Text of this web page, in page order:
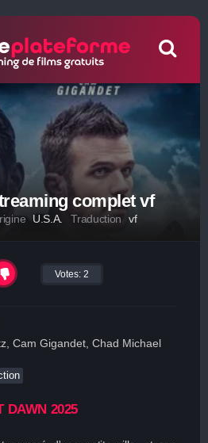
complet vf
U.S.A. Traduction vf
Votes: 2
Cam Gigandet, Chad Michael
DAWN 2025